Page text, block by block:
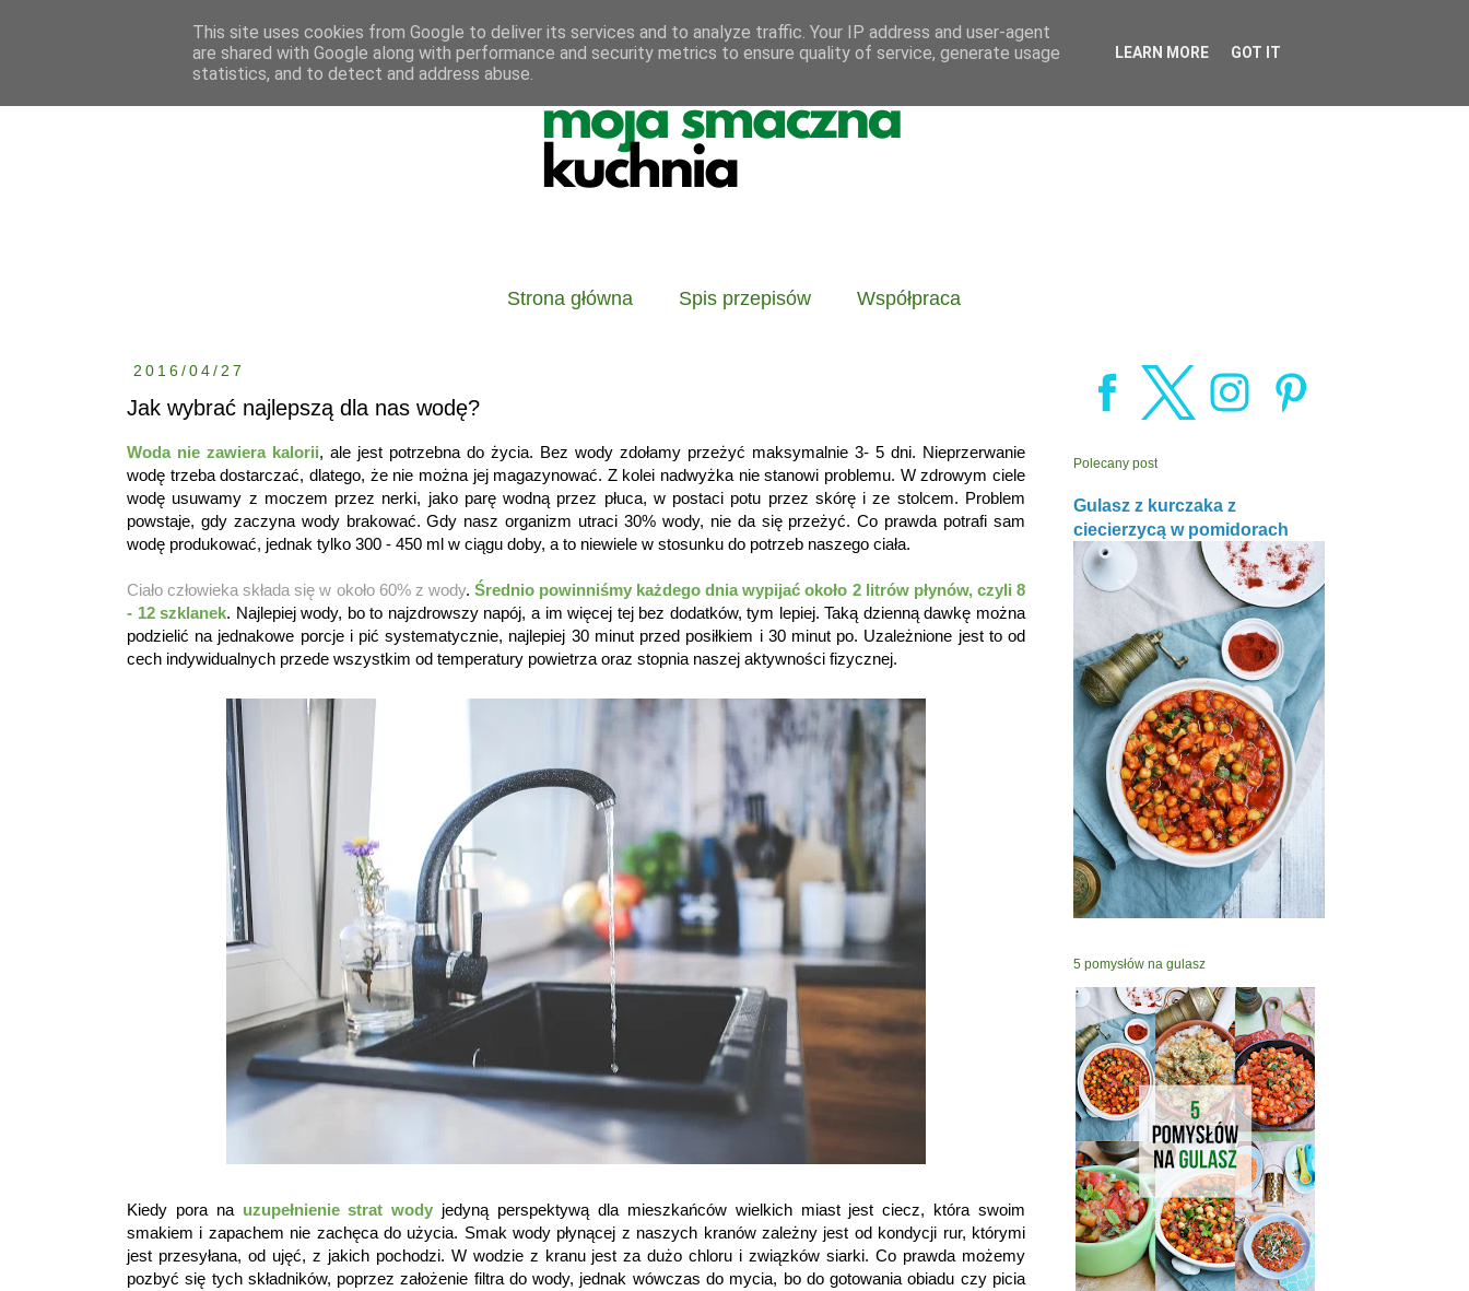
Strona główna Spis przepisów Współpraca
2016/04/27
Jak wybrać najlepszą dla nas wodę?
Woda nie zawiera kalorii, ale jest potrzebna do życia. Bez wody zdołamy przeżyć maksymalnie 3- 5 dni. Nieprzerwanie
wodę trzeba dostarczać, dlatego, że nie można jej magazynować. Z kolei nadwyżka nie stanowi problemu. W zdrowym ciele
wodę usuwamy z moczem przez nerki, jako parę wodną przez płuca, w postaci potu przez skórę i ze stolcem. Problem
powstaje, gdy zaczyna wody brakować. Gdy nasz organizm utraci 30% wody, nie da się przeżyć. Co prawda potrafi sam
wodę produkować, jednak tylko 300 - 450 ml w ciągu doby, a to niewiele w stosunku do potrzeb naszego ciała.
Ciało człowieka składa się w około 60% z wody. Średnio powinniśmy każdego dnia wypijać około 2 litrów płynów, czyli 8
- 12 szklanek. Najlepiej wody, bo to najzdrowszy napój, a im więcej tej bez dodatków, tym lepiej. Taką dzienną dawkę można
podzielić na jednakowe porcje i pić systematycznie, najlepiej 30 minut przed posiłkiem i 30 minut po. Uzależnione jest to od
cech indywidualnych przede wszystkim od temperatury powietrza oraz stopnia naszej aktywności fizycznej.
Kiedy pora na uzupełnienie strat wody jedyną perspektywą dla mieszkańców wielkich miast jest ciecz, która swoim
smakiem i zapachem nie zachęca do użycia. Smak wody płynącej z naszych kranów zależny jest od kondycji rur, którymi
jest przesyłana, od ujęć, z jakich pochodzi. W wodzie z kranu jest za dużo chloru i związków siarki. Co prawda możemy
pozbyć się tych składników, poprzez założenie filtra do wody, jednak wówczas do mycia, bo do gotowania obiadu czy picia
Polecany post
Gulasz z kurczaka z
ciecierzycą w pomidorach
5 pomysłów na gulasz
This site uses cookies from Google to deliver its services and to analyze traffic. Your IP address and user-agent
are shared with Google along with performance and security metrics to ensure quality of service, generate usage
statistics, and to detect and address abuse.
LEARN MORE GOT IT